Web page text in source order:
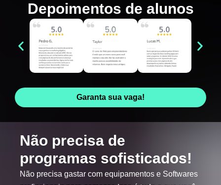
Depoimentos de alunos
Garanta sua vaga!
Não precisa de
programas sofisticados!
Não precisa gastar com equipamentos e Softwares